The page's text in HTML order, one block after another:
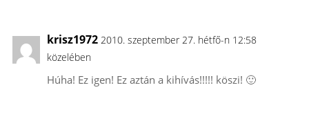
krisz1972 2010. szeptember 27. hétfő-n 12:58
közelében
Húha! Ez igen! Ez aztán a kihívás!!!!! köszi! 🙂